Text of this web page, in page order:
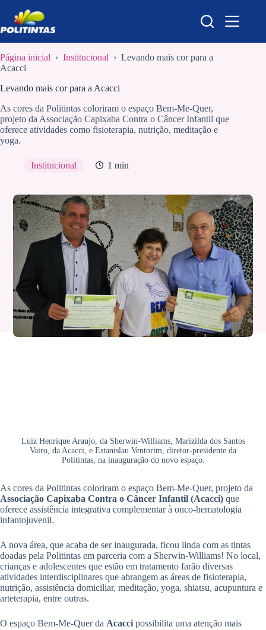
para
o
conteúdo
Página inicial › Institucional › Levando mais cor para a
Acacci
Levando mais cor para a Acacci
As cores da Politintas coloriram o espaço Bem-Me-Quer,
projeto da Associação Capixaba Contra o Câncer Infantil que
oferece atividades como fisioterapia, nutrição, meditação e
yoga.
Institucional 1 min
Luiz Henrique Araujo, da Sherwin-Williams, Marizilda dos Santos
Vairo, da Acacci, e Estanislau Ventorim, diretor-presidente da
Politintas, na inauguração do novo espaço.
As cores da Politintas coloriram o espaço Bem-Me-Quer, projeto da
Associação Capixaba Contra o Câncer Infantil (Acacci) que
oferece assistência integrativa complementar à onco-hematologia
infantojuvenil.
A nova área, que acaba de ser inaugurada, ficou linda com as tintas
doadas pela Politintas em parceria com a Sherwin-Williams! No local,
crianças e adolescentes que estão em tratamento farão diversas
atividades interdisciplinares que abrangem as áreas de fisioterapia,
nutrição, assistência domiciliar, meditação, yoga, shiatsu, acupuntura e
arteterapia, entre outras.
O espaço Bem-Me-Quer da Acacci possibilita uma atenção mais